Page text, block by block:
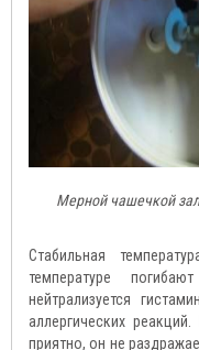
Мерной чашечкой
Стабильная
температуре
нейтрализуется
аллергических
приятно, он не